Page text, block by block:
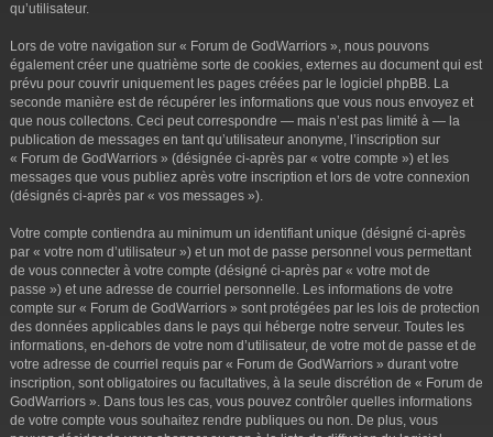
qu’utilisateur.
Lors de votre navigation sur « Forum de GodWarriors », nous pouvons
également créer une quatrième sorte de cookies, externes au document qui est
prévu pour couvrir uniquement les pages créées par le logiciel phpBB. La
seconde manière est de récupérer les informations que vous nous envoyez et
que nous collectons. Ceci peut correspondre — mais n’est pas limité à — la
publication de messages en tant qu’utilisateur anonyme, l’inscription sur
« Forum de GodWarriors » (désignée ci-après par « votre compte ») et les
messages que vous publiez après votre inscription et lors de votre connexion
(désignés ci-après par « vos messages »).
Votre compte contiendra au minimum un identifiant unique (désigné ci-après
par « votre nom d’utilisateur ») et un mot de passe personnel vous permettant
de vous connecter à votre compte (désigné ci-après par « votre mot de
passe ») et une adresse de courriel personnelle. Les informations de votre
compte sur « Forum de GodWarriors » sont protégées par les lois de protection
des données applicables dans le pays qui héberge notre serveur. Toutes les
informations, en-dehors de votre nom d’utilisateur, de votre mot de passe et de
votre adresse de courriel requis par « Forum de GodWarriors » durant votre
inscription, sont obligatoires ou facultatives, à la seule discrétion de « Forum de
GodWarriors ». Dans tous les cas, vous pouvez contrôler quelles informations
de votre compte vous souhaitez rendre publiques ou non. De plus, vous